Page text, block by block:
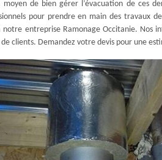
de bien gérer l’évacuation de ces
pour prendre en main des travaux
entreprise Ramonage Occitanie. Nos
clients. Demandez votre devis pour une